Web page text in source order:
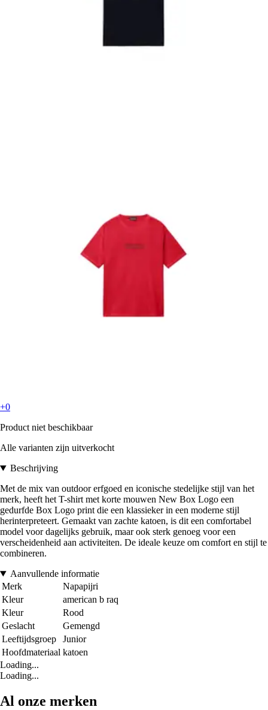
+0
Product niet beschikbaar
Alle varianten zijn uitverkocht
Beschrijving
Met de mix van outdoor erfgoed en iconische stedelijke stijl van het
merk, heeft het T-shirt met korte mouwen New Box Logo een
gedurfde Box Logo print die een klassieker in een moderne stijl
herinterpreteert. Gemaakt van zachte katoen, is dit een comfortabel
model voor dagelijks gebruik, maar ook sterk genoeg voor een
verscheidenheid aan activiteiten. De ideale keuze om comfort en stijl te
combineren.
Aanvullende informatie
Merk
Napapijri
Kleur
american b raq
Kleur
Rood
Geslacht
Gemengd
Leeftijdsgroep
Junior
Hoofdmateriaal katoen
Loading...
Loading...
Al onze merken